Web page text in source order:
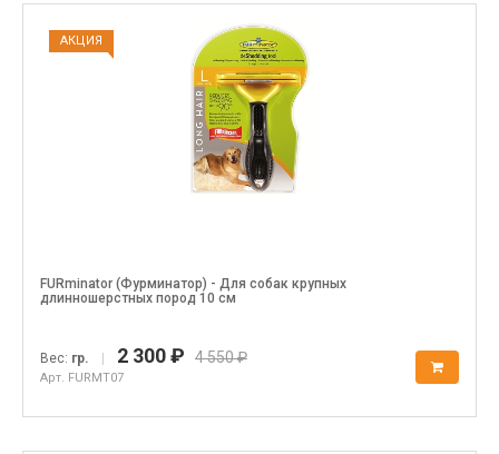
АКЦИЯ
FURminator (Фурминатор) - Для собак крупных
длинношерстных пород 10 см
Вес: гр. | 2 300 ₽ 4 550 ₽
Арт. FURMT07